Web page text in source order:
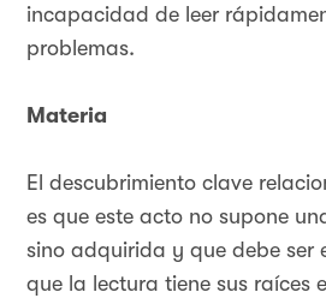
incapacidad de leer
problemas.
Materia
El descubrimiento clave
es que este acto no supone
sino adquirida y que debe ser
que la lectura tiene sus raíces